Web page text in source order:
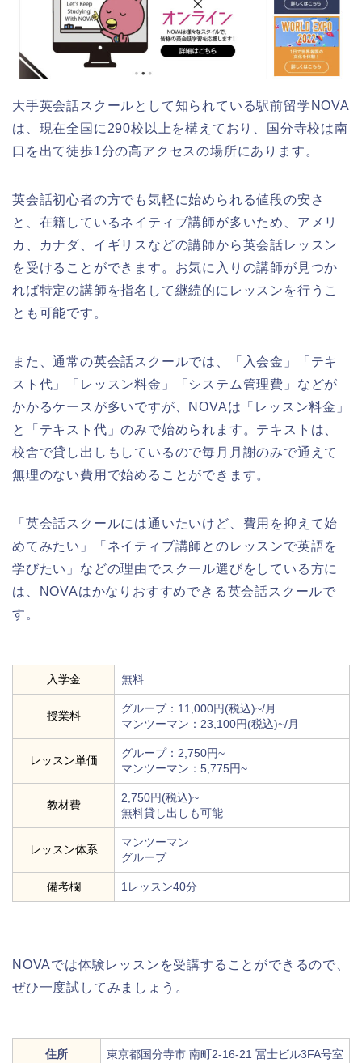
大手英会話スクールとして知られている駅前留学NOVA
は、現在全国に290校以上を構えており、国分寺校は南
口を出て徒歩1分の高アクセスの場所にあります。
英会話初心者の方でも気軽に始められる値段の安さ
と、在籍しているネイティブ講師が多いため、アメリ
カ、カナダ、イギリスなどの講師から英会話レッスン
を受けることができます。お気に入りの講師が見つか
れば特定の講師を指名して継続的にレッスンを行うこ
とも可能です。
また、通常の英会話スクールでは、「入会金」「テキ
スト代」「レッスン料金」「システム管理費」などが
かかるケースが多いですが、NOVAは「レッスン料金」
と「テキスト代」のみで始められます。テキストは、
校舎で貸し出しもしているので毎月月謝のみで通えて
無理のない費用で始めることができます。
「英会話スクールには通いたいけど、費用を抑えて始
めてみたい」「ネイティブ講師とのレッスンで英語を
学びたい」などの理由でスクール選びをしている方に
は、NOVAはかなりおすすめできる英会話スクールで
す。
入学金 無料
授業料
グループ：11,000円(税込)~/月
マンツーマン：23,100円(税込)~/月
レッスン単価
グループ：2,750円~
マンツーマン：5,775円~
教材費
2,750円(税込)~
無料貸し出しも可能
レッスン体系
マンツーマン
グループ
備考欄 1レッスン40分
NOVAでは体験レッスンを受講することができるので、
ぜひ一度試してみましょう。
住所 東京都国分寺市 南町2-16-21 冨士ビル3FA号室